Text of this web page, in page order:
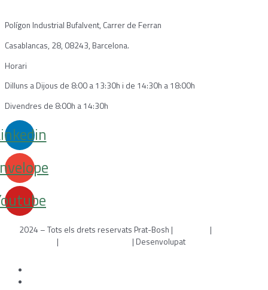
Polígon Industrial Bufalvent, Carrer de Ferran
Casablancas, 28, 08243, Barcelona.
Horari
Dilluns a Dijous de 8:00 a 13:30h i de 14:30h a 18:00h
Divendres de 8:00h a 14:30h
2024 – Tots els drets reservats Prat-Bosh | |
| | Desenvolupat